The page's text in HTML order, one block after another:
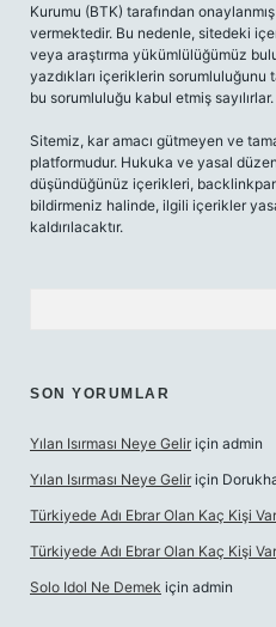
Kurumu (BTK) tarafından
vermektedir. Bu nedenle, sitedeki
veya araştırma yükümlülüğümüz
yazdıkları içeriklerin sorumluluğunu
bu sorumluluğu kabul etmiş sayılırlar.
Sitemiz, kar amacı gütmeyen ve
platformudur. Hukuka ve yasal
düşündüğünüz içerikleri,
bildirmeniz halinde, ilgili içerikler
kaldırılacaktır.
SON YORUMLAR
Yılan Isırması Neye Gelir için admin
Yılan Isırması Neye Gelir için
Türkiyede Adı Ebrar Olan Kaç Kişi Var
Türkiyede Adı Ebrar Olan Kaç Kişi Var
Solo Idol Ne Demek için admin